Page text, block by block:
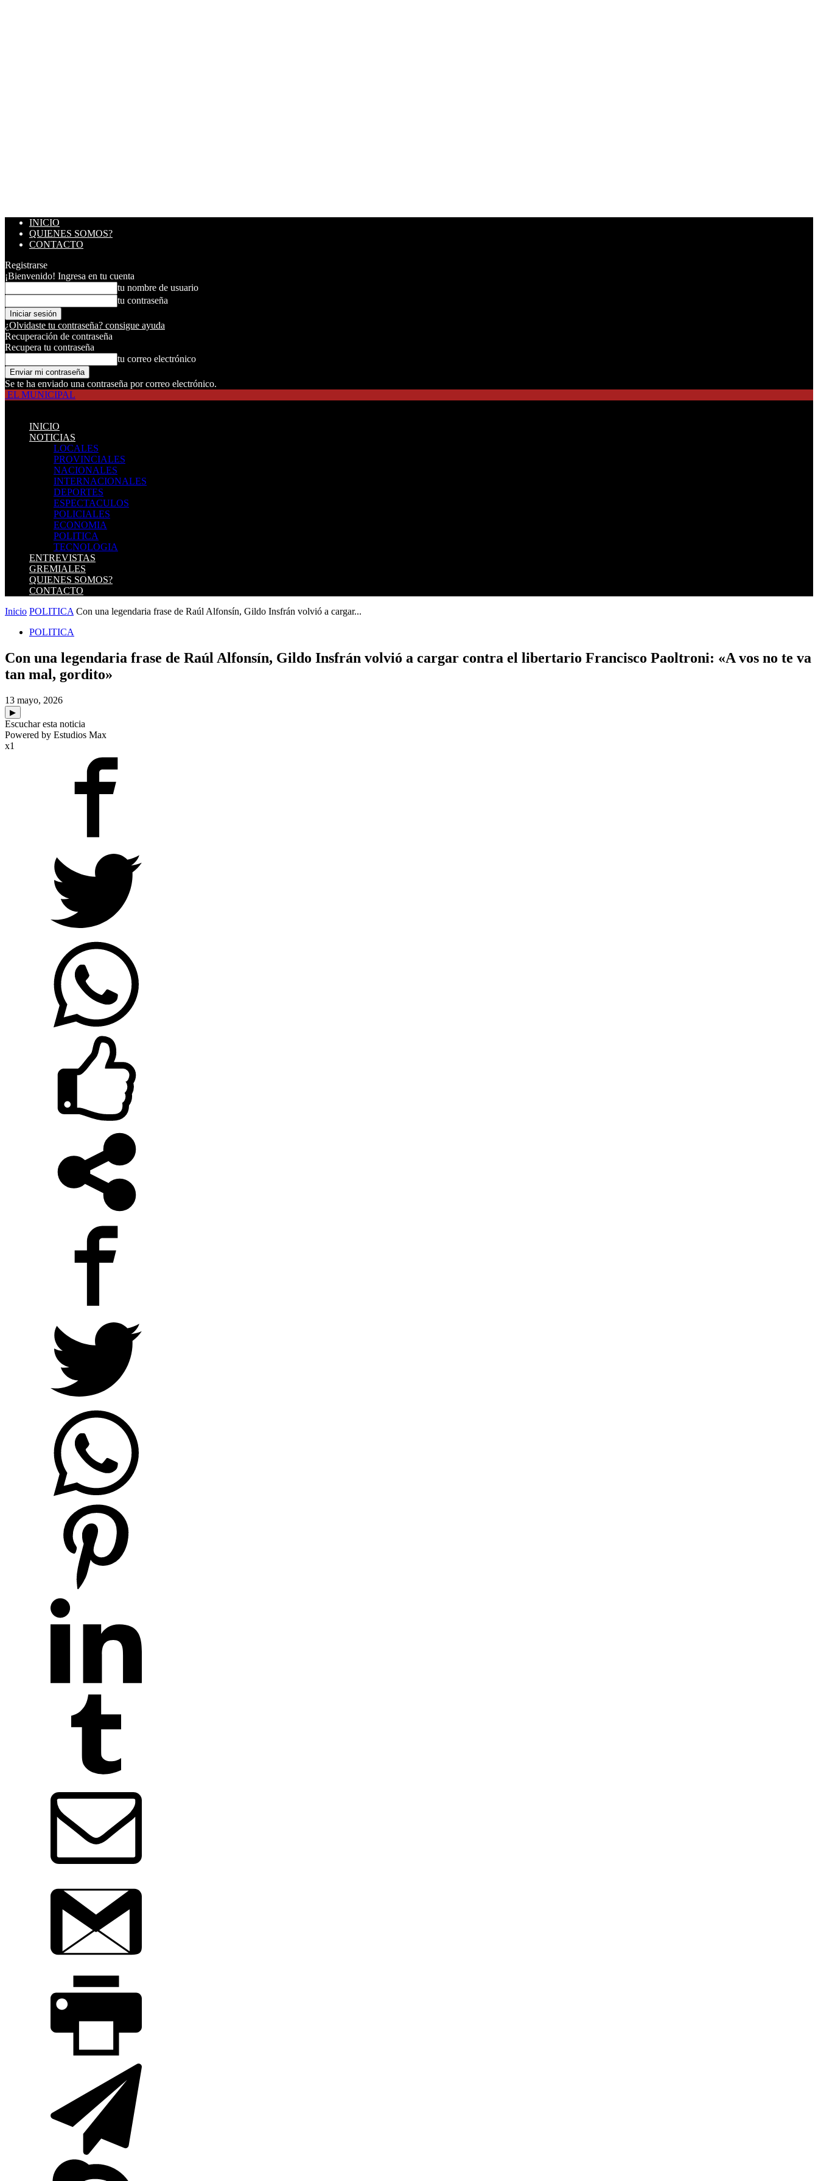
INICIO
QUIENES SOMOS?
CONTACTO
Registrarse
¡Bienvenido! Ingresa en tu cuenta
tu nombre de usuario
tu contraseña
¿Olvidaste tu contraseña? consigue ayuda
Recuperación de contraseña
Recupera tu contraseña
tu correo electrónico
Se te ha enviado una contraseña por correo electrónico.
EL MUNICIPAL
INICIO
NOTICIAS
LOCALES
PROVINCIALES
NACIONALES
INTERNACIONALES
DEPORTES
ESPECTACULOS
POLICIALES
ECONOMIA
POLITICA
TECNOLOGIA
ENTREVISTAS
GREMIALES
QUIENES SOMOS?
CONTACTO
Inicio POLITICA Con una legendaria frase de Raúl Alfonsín, Gildo Insfrán volvió a cargar...
POLITICA
Con una legendaria frase de Raúl Alfonsín, Gildo Insfrán volvió a cargar contra el libertario Francisco Paoltroni: «A vos no te va
tan mal, gordito»
13 mayo, 2026
▶
Escuchar esta noticia
Powered by Estudios Max
x1